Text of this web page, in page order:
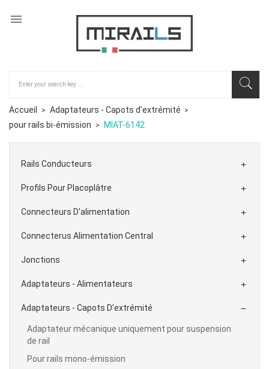

Accueil
Adaptateurs - Capots d'extrémité
pour rails bi-émission
MIAT-6142
Rails Conducteurs 
Profils Pour Placoplâtre 
Connecteurs D'alimentation 
Connecterus Alimentation Central 
Jonctions 
Adaptateurs - Alimentateurs 
Adaptateurs - Capots D'extrémité 
Adaptateur mécanique uniquement pour suspension
de rail
Pour rails mono-émission